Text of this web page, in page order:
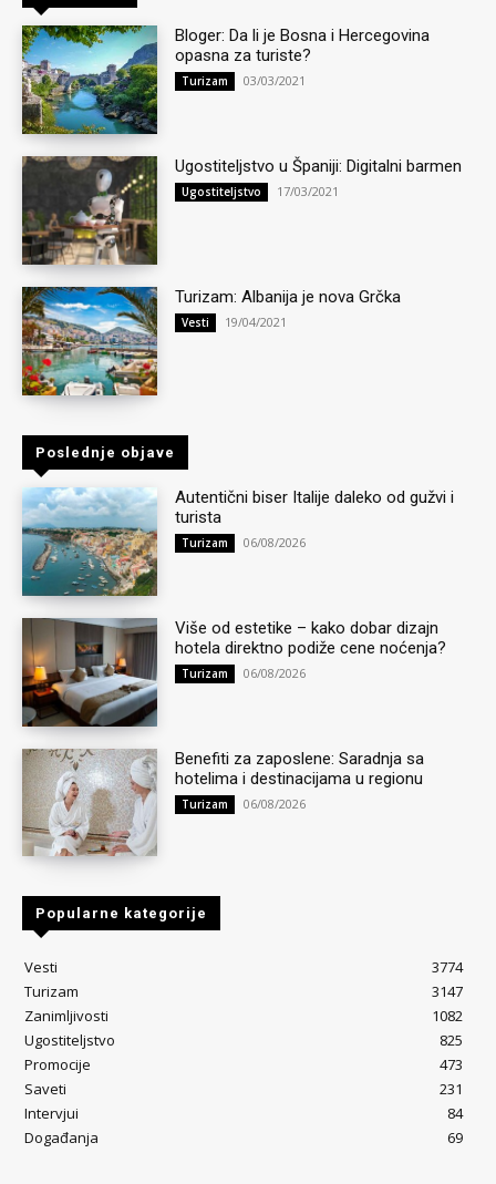
Bloger: Da li je Bosna i Hercegovina
opasna za turiste?
Turizam 03/03/2021
Ugostiteljstvo u Španiji: Digitalni barmen
Ugostiteljstvo 17/03/2021
Turizam: Albanija je nova Grčka
Vesti 19/04/2021
Poslednje objave
Autentični biser Italije daleko od gužvi i
turista
Turizam 06/08/2026
Više od estetike – kako dobar dizajn
hotela direktno podiže cene noćenja?
Turizam 06/08/2026
Benefiti za zaposlene: Saradnja sa
hotelima i destinacijama u regionu
Turizam 06/08/2026
Popularne kategorije
Vesti
3774
Turizam
3147
Zanimljivosti
1082
Ugostiteljstvo
825
Promocije
473
Saveti
231
Intervjui
84
Događanja
69